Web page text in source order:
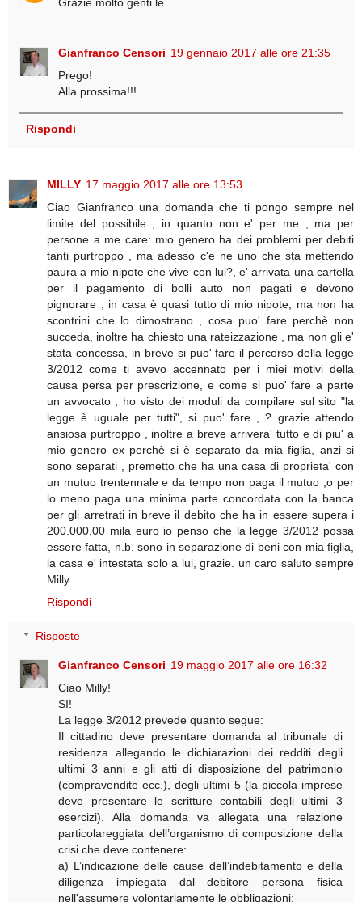
Grazie molto genti le.
Gianfranco Censori 19 gennaio 2017 alle ore 21:35
Prego!
Alla prossima!!!
Rispondi
MILLY 17 maggio 2017 alle ore 13:53
Ciao Gianfranco una domanda che ti pongo sempre nel
limite del possibile , in quanto non e' per me , ma per
persone a me care: mio genero ha dei problemi per debiti
tanti purtroppo , ma adesso c'e ne uno che sta mettendo
paura a mio nipote che vive con lui?, e' arrivata una cartella
per il pagamento di bolli auto non pagati e devono
pignorare , in casa è quasi tutto di mio nipote, ma non ha
scontrini che lo dimostrano , cosa puo' fare perchè non
succeda, inoltre ha chiesto una rateizzazione , ma non gli e'
stata concessa, in breve si puo' fare il percorso della legge
3/2012 come ti avevo accennato per i miei motivi della
causa persa per prescrizione, e come si puo' fare a parte
un avvocato , ho visto dei moduli da compilare sul sito "la
legge è uguale per tutti", si puo' fare , ? grazie attendo
ansiosa purtroppo , inoltre a breve arrivera' tutto e di piu' a
mio genero ex perchè si è separato da mia figlia, anzi si
sono separati , premetto che ha una casa di proprieta' con
un mutuo trentennale e da tempo non paga il mutuo ,o per
lo meno paga una minima parte concordata con la banca
per gli arretrati in breve il debito che ha in essere supera i
200.000,00 mila euro io penso che la legge 3/2012 possa
essere fatta, n.b. sono in separazione di beni con mia figlia,
la casa e' intestata solo a lui, grazie. un caro saluto sempre
Milly
Rispondi
Risposte
Gianfranco Censori 19 maggio 2017 alle ore 16:32
Ciao Milly!
SI!
La legge 3/2012 prevede quanto segue:
Il cittadino deve presentare domanda al tribunale di
residenza allegando le dichiarazioni dei redditi degli
ultimi 3 anni e gli atti di disposizione del patrimonio
(compravendite ecc.), degli ultimi 5 (la piccola imprese
deve presentare le scritture contabili degli ultimi 3
esercizi). Alla domanda va allegata una relazione
particolareggiata dell’organismo di composizione della
crisi che deve contenere:
a) L’indicazione delle cause dell’indebitamento e della
diligenza impiegata dal debitore persona fisica
nell'assumere volontariamente le obbligazioni;